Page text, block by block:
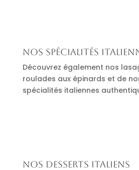
Nos spécialités
Découvrez également nos
roulades aux épinards et de
spécialités italiennes
Nos desserts italiens